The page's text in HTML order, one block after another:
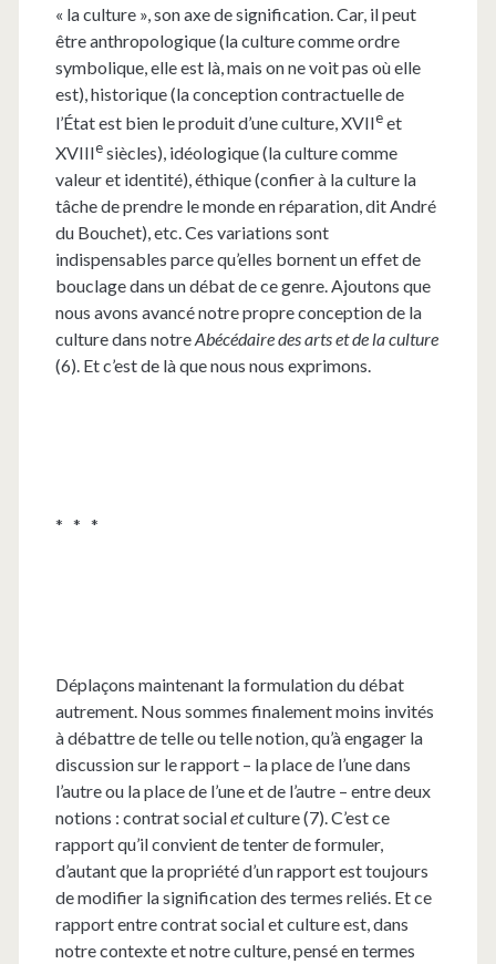
« la culture », son axe de signification. Car, il peut
être anthropologique (la culture comme ordre
symbolique, elle est là, mais on ne voit pas où elle
est), historique (la conception contractuelle de
l’État est bien le produit d’une culture, XVIIeet
XVIIIesiècles), idéologique (la culture comme
valeur et identité), éthique (confier à la culture la
tâche de prendre le monde en réparation, dit André
du Bouchet), etc. Ces variations sont
indispensables parce qu’elles bornent un effet de
bouclage dans un débat de ce genre. Ajoutons que
nous avons avancé notre propre conception de la
culture dans notreAbécédaire des arts et de la culture
(6). Et c’est de là que nous nous exprimons.
* * *
Déplaçons maintenant la formulation du débat
autrement. Nous sommes finalement moins invités
à débattre de telle ou telle notion, qu’à engager la
discussion sur le rapport – la place de l’une dans
l’autre ou la place de l’une et de l’autre – entre deux
notions : contrat socialetculture (7). C’est ce
rapport qu’il convient de tenter de formuler,
d’autant que la propriété d’un rapport est toujours
de modifier la signification des termes reliés. Et ce
rapport entre contrat social et culture est, dans
notre contexte et notre culture, pensé en termes